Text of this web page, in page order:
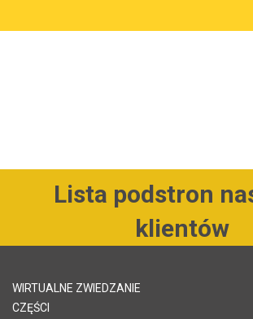
Lista podstron
klientów
WIRTUALNE ZWIEDZANIE
CZĘŚCI